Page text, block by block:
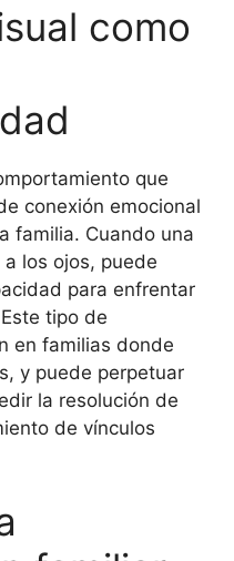
como
que
conexión emocional
familia. Cuando una
los ojos, puede
para enfrentar
tipo de
en familias donde
y puede perpetuar
la resolución de
de vínculos